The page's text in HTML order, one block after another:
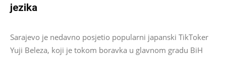
jezika
Salim D. -
Sarajevo je nedavno posjetio popularni japanski TikToker
Yuji Beleza, koji je tokom boravka u glavnom gradu BiH